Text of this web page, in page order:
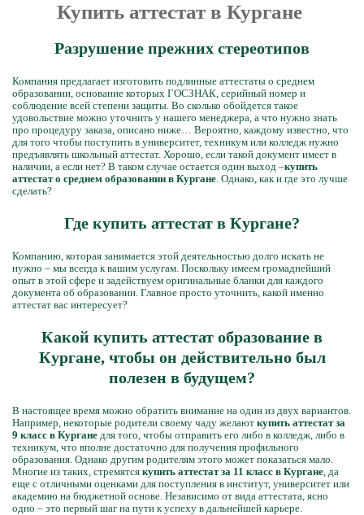
Купить аттестат в Кургане
Разрушение прежних стереотипов
Компания предлагает изготовить подлинные аттестаты о среднем
образовании, основание которых ГОСЗНАК, серийный номер и
соблюдение всей степени защиты. Во сколько обойдется такое
удовольствие можно уточнить у нашего менеджера, а что нужно знать
про процедуру заказа, описано ниже… Вероятно, каждому известно, что
для того чтобы поступить в университет, техникум или колледж нужно
предъявлять школьный аттестат. Хорошо, если такой документ имеет в
наличии, а если нет? В таком случае остается один выход –купить
аттестат о среднем образовании в Кургане. Однако, как и где это лучше
сделать?
Где купить аттестат в Кургане?
Компанию, которая занимается этой деятельностью долго искать не
нужно – мы всегда к вашим услугам. Поскольку имеем громаднейший
опыт в этой сфере и задействуем оригинальные бланки для каждого
документа об образовании. Главное просто уточнить, какой именно
аттестат вас интересует?
Какой купить аттестат образование в
Кургане, чтобы он действительно был
полезен в будущем?
В настоящее время можно обратить внимание на один из двух вариантов.
Например, некоторые родители своему чаду желают купить аттестат за
9 класс в Кургане для того, чтобы отправить его либо в колледж, либо в
техникум, что вполне достаточно для получения профильного
образования. Однако другим родителям этого может показаться мало.
Многие из таких, стремятся купить аттестат за 11 класс в Кургане, да
еще с отличными оценками для поступления в институт, университет или
академию на бюджетной основе. Независимо от вида аттестата, ясно
одно – это первый шаг на пути к успеху в дальнейшей карьере.